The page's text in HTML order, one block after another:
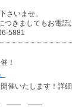
さいませ。
きましてもお電話
5881
！
催いたします！詳